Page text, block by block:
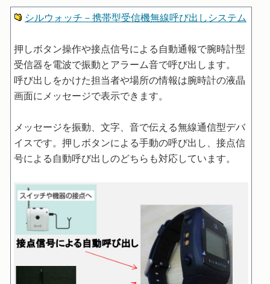
シルウォッチ－携帯型受信機無線呼び出しシステム
押しボタン操作や接点信号による自動通報で腕時計型
受信器を電波で振動とアラーム音で呼び出します。
呼び出しをかけた担当者や場所の情報は腕時計の液晶
画面にメッセージで表示できます。
メッセージを振動、文字、音で伝える無線通信型デバ
イスです。押しボタンによる手動の呼び出し、接点信
号による自動呼び出しのどちらも対応しています。